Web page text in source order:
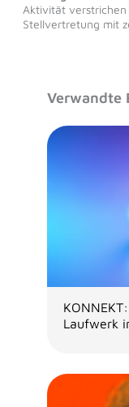
Aktivität verstrichen
Stellvertretung mit
Verwandte
Laufwerk